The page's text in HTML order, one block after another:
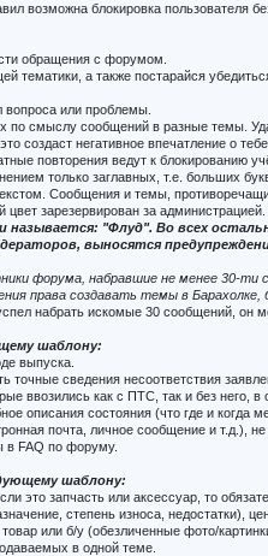
возможна блокировка пользователя
обращения с форумом.
а также постарайся
или проблемы.
смыслу сообщений в разные темы.
создаст негативное впечатление о
повторения ведут к блокированию
только заглавных, т.е. больших
Сообщения и темы,
зарезервирован за
"Флуд". Во всех
выносятся
форума, набравшие не менее 30-
права создавать темы в
набрать искомые 30 сообщений,
шаблону:
выпуска.
сведения несоответствия
ввозились как с ПТС, так и без
описания состояния (что где и
почта, личное сообщение и
в FAQ по форуму.
шаблону:
это запчасть или аксессуар, то
степень износа,
или б/у (обезличенные фото/
в одной теме.